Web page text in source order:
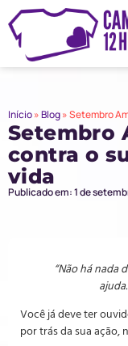
Início»Blog»Setembro
Setembro
contra o
vida
Publicado em: 1 de
“Não há nada
Você já deve ter
por trás da sua ação,